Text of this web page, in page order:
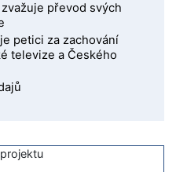
převod svých
petici za zachování
televize a Českého